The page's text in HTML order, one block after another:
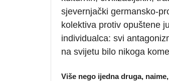
sjevernjački germansko-
kolektiva protiv opuštene
individualca: svi
na svijetu bilo nikoga
Više nego ijedna druga,